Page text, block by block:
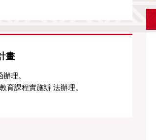
畫
理。
育課程實施辦 法辦理。